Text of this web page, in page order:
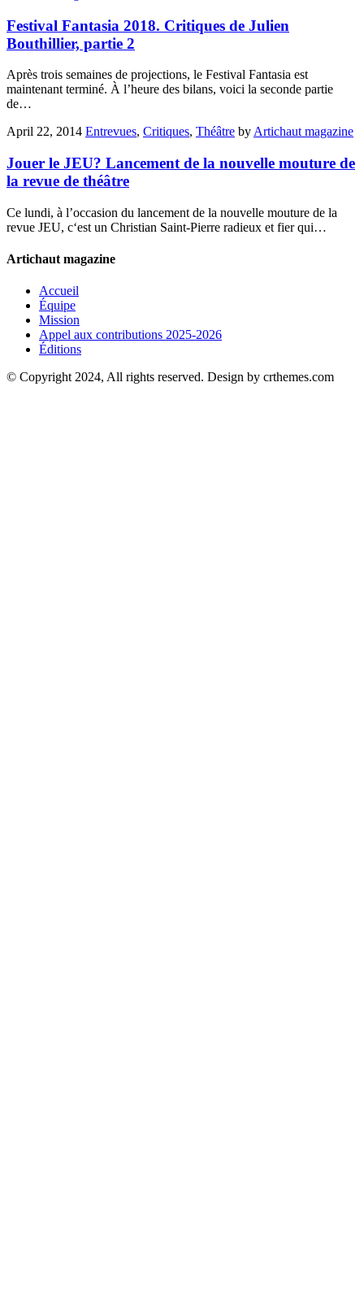
Festival Fantasia 2018. Critiques de Julien
Bouthillier, partie 2
Après trois semaines de projections, le Festival Fantasia est
maintenant terminé. À l’heure des bilans, voici la seconde partie
de…
April 22, 2014 Entrevues, Critiques, Théâtre by Artichaut magazine
Jouer le JEU? Lancement de la nouvelle mouture de
la revue de théâtre
Ce lundi, à l’occasion du lancement de la nouvelle mouture de la
revue JEU, c‘est un Christian Saint-Pierre radieux et fier qui…
Artichaut magazine
Accueil
Équipe
Mission
Appel aux contributions 2025-2026
Éditions
© Copyright 2024, All rights reserved. Design by crthemes.com